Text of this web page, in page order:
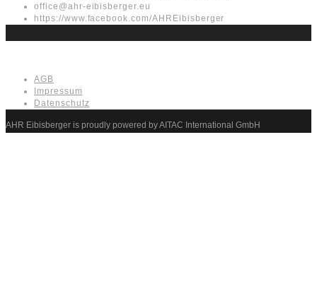
office@ahr-eibisberger.eu
https://www.facebook.com/AHREibisberger
AGB
Impressum
Datenschutz
AHR Eibisberger is proudly powered by AITAC International GmbH